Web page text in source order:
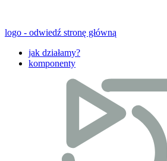
logo - odwiedź stronę główną
jak działamy?
komponenty